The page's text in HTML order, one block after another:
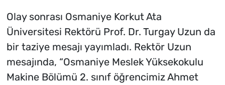
Olay sonrası Osmaniye Korkut Ata
Üniversitesi Rektörü Prof. Dr. Turgay Uzun da
bir taziye mesajı yayımladı. Rektör Uzun
mesajında, “Osmaniye Meslek Yüksekokulu
Makine Bölümü 2. sınıf öğrencimiz Ahmet